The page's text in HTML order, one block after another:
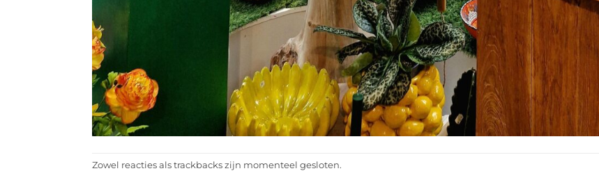
Zowel reacties als trackbacks zijn momenteel gesloten.